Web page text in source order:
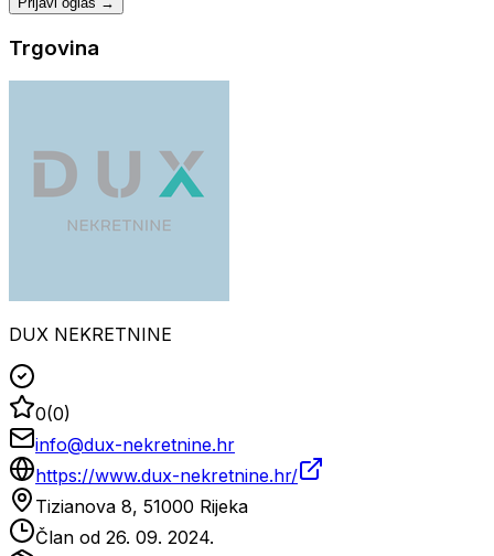
Trgovina
DUX NEKRETNINE
0(0)
info@dux-nekretnine.hr
https://www.dux-nekretnine.hr/
Tizianova 8, 51000 Rijeka
Član od 26. 09. 2024.